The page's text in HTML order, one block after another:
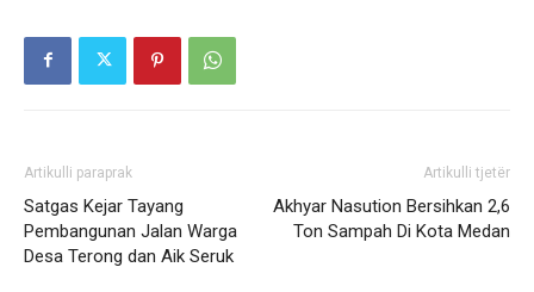
Artikulli paraprak
Satgas Kejar Tayang
Pembangunan Jalan Warga
Desa Terong dan Aik Seruk
Artikulli tjetër
Akhyar Nasution Bersihkan 2,6
Ton Sampah Di Kota Medan